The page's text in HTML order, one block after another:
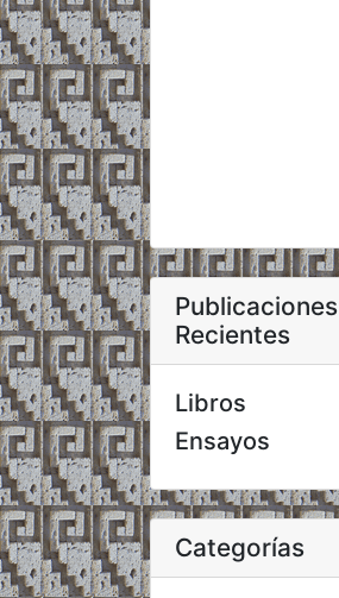
Publicaciones
Recientes
Libros
Ensayos
Categorías